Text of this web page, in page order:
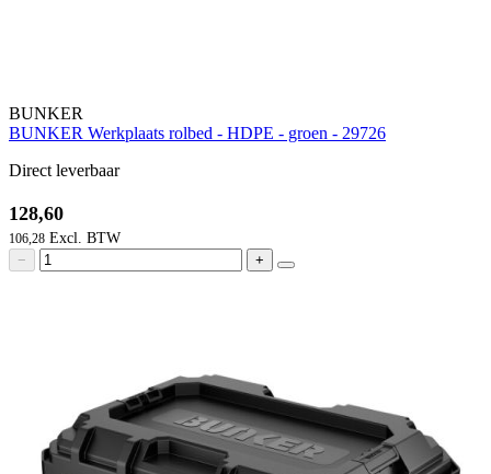
BUNKER
BUNKER Werkplaats rolbed - HDPE - groen - 29726
Direct leverbaar
128,60
106,28
− +